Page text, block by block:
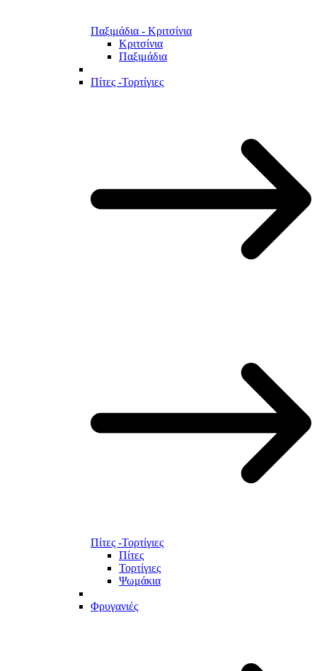
Παξιμάδια - Κριτσίνια
Κριτσίνια
Παξιμάδια
Πίτες -Τορτίγιες
Πίτες -Τορτίγιες
Πίτες
Τορτίγιες
Ψωμάκια
Φρυγανιές